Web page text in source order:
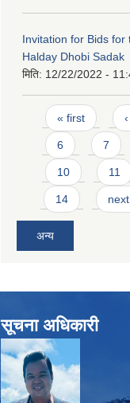
Invitation for Bids
Halday Dhobi Sadak
मिति: 12/22/2022 -
Pages
« first
6 7
10 11
14 next
अन्य
सूचना अधिकारी